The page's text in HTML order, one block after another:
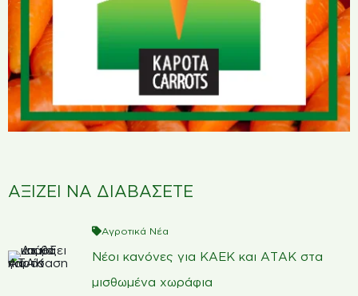
ΑΞΙΖΕΙ ΝΑ ΔΙΑΒΑΣΕΤΕ
Αγροτικά Νέα
Νέοι κανόνες για ΚΑΕΚ και ΑΤΑΚ στα
μισθωμένα χωράφια